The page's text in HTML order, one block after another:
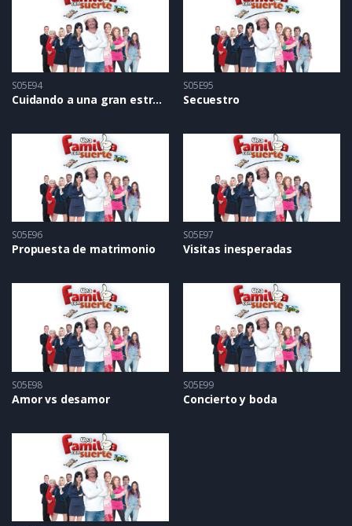
S05E94
Cuidando a una gran estrella
S05E95
Secuestro
S05E96
Propuesta de matrimonio
S05E97
Visitas inesperadas
S05E98
Amor vs desamor
S05E99
Concierto y boda